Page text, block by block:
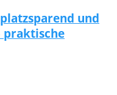
und
praktische